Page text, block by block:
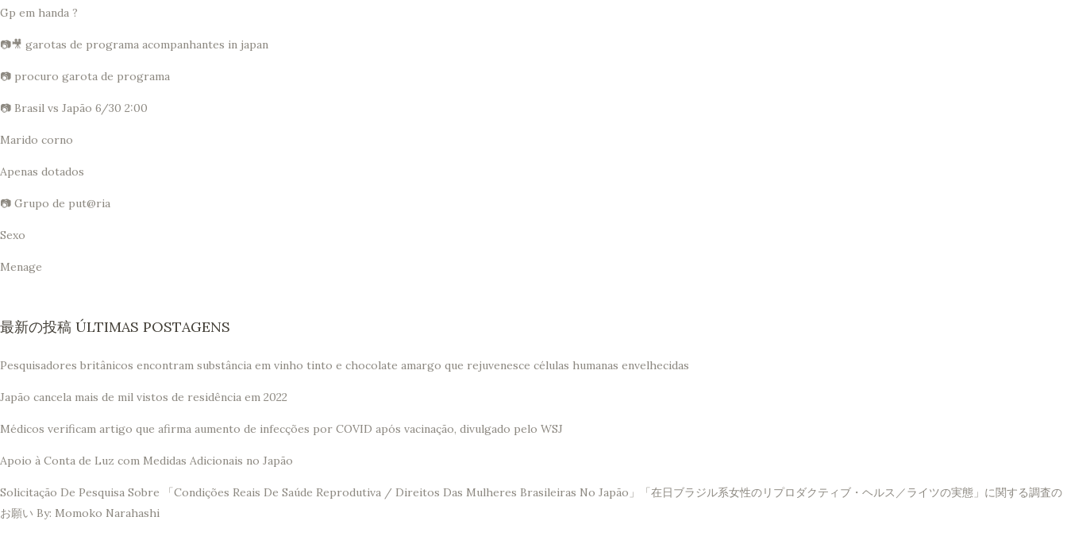
Gp em handa ?
📷🎥 garotas de programa acompanhantes in japan
📷 procuro garota de programa
📷 Brasil vs Japão 6/30 2:00
Marido corno
Apenas dotados
📷 Grupo de put@ria
Sexo
Menage
最新の投稿 ÚLTIMAS POSTAGENS
Pesquisadores britânicos encontram substância em vinho tinto e chocolate amargo que rejuvenesce células humanas envelhecidas
Japão cancela mais de mil vistos de residência em 2022
Médicos verificam artigo que afirma aumento de infecções por COVID após vacinação, divulgado pelo WSJ
Apoio à Conta de Luz com Medidas Adicionais no Japão
Solicitação De Pesquisa Sobre 「Condições Reais De Saúde Reprodutiva / Direitos Das Mulheres Brasileiras No Japão」「在日ブラジル系女性のリプロダクティブ・ヘルス／ライツの実態」に関する調査の
お願い By: Momoko Narahashi